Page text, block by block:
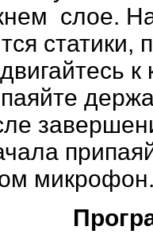
слое.
статики,